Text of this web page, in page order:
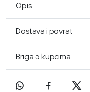
Opis
Dostava i povrat
Briga o kupcima